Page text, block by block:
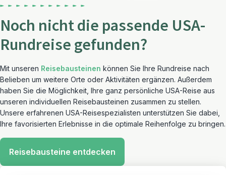
Noch nicht die passende USA-
Rundreise gefunden?
Mit unseren Reisebausteinen können Sie Ihre Rundreise nach
Belieben um weitere Orte oder Aktivitäten ergänzen. Außerdem
haben Sie die Möglichkeit, Ihre ganz persönliche USA-Reise aus
unseren individuellen Reisebausteinen zusammen zu stellen.
Unsere erfahrenen USA-Reisespezialisten unterstützen Sie dabei,
Ihre favorisierten Erlebnisse in die optimale Reihenfolge zu bringen.
Reisebausteine entdecken